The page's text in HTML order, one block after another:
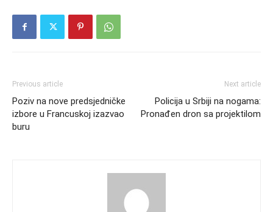
Previous article
Poziv na nove predsjedničke
izbore u Francuskoj izazvao
buru
Next article
Policija u Srbiji na nogama:
Pronađen dron sa projektilom